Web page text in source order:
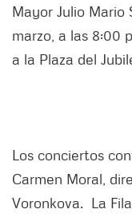
Mayor Julio Mario
marzo, a las 8:00
a la Plaza del
Los conciertos
Carmen Moral,
Voronkova. La